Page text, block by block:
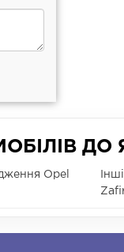
Opel